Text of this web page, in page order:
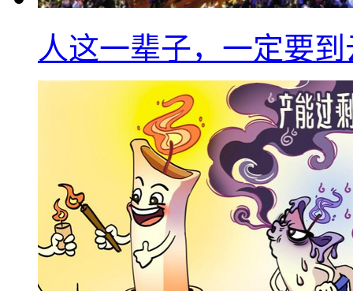
人这一辈子，一定要